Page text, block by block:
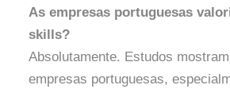
As empresas portuguesas
skills?
Absolutamente. Estudos
empresas portuguesas,